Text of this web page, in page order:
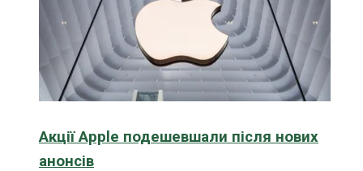
Акції Apple подешевшали після нових
анонсів